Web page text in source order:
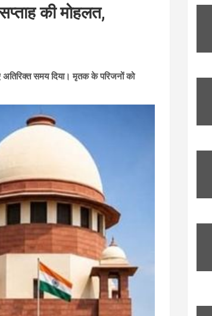
की मोहलत,
अतिरिक्त समय दिया। मृतक के परिजनों को